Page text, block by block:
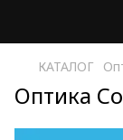
КАТАЛОГ
Оптика